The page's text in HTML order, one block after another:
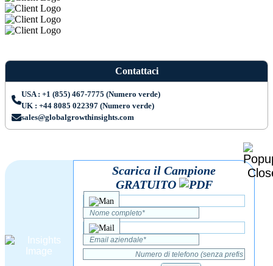
Contattaci
USA : +1 (855) 467-7775 (Numero verde)
UK : +44 8085 022397 (Numero verde)
sales@globalgrowthinsights.com
Scarica il Campione
GRATUITO